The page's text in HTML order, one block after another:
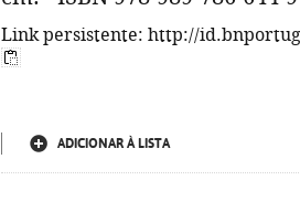
Link persistente: http://
ADICIONAR À LISTA